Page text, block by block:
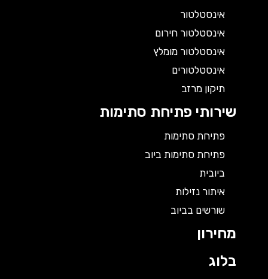
אינסטלטור
אינסטלטור חירום
אינסטלטור מומלץ
אינסטלטורים
תיקון מרזב
שירותי פתיחת סתימות
פתיחת סתימות
פתיחת סתימות ביוב
ביובית
איתור נזילות
שורשים בביוב
מחירון
בלוג